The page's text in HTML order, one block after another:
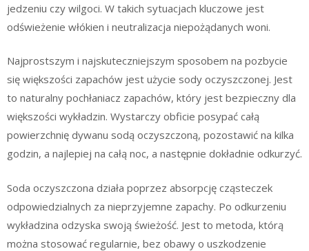
jedzeniu czy wilgoci. W takich sytuacjach kluczowe jest
odświeżenie włókien i neutralizacja niepożądanych woni.
Najprostszym i najskuteczniejszym sposobem na pozbycie
się większości zapachów jest użycie sody oczyszczonej. Jest
to naturalny pochłaniacz zapachów, który jest bezpieczny dla
większości wykładzin. Wystarczy obficie posypać całą
powierzchnię dywanu sodą oczyszczoną, pozostawić na kilka
godzin, a najlepiej na całą noc, a następnie dokładnie odkurzyć.
Soda oczyszczona działa poprzez absorpcję cząsteczek
odpowiedzialnych za nieprzyjemne zapachy. Po odkurzeniu
wykładzina odzyska swoją świeżość. Jest to metoda, którą
można stosować regularnie, bez obawy o uszkodzenie